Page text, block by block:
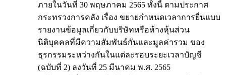
ภายในวันที่ 30 พฤษภาคม 2565 ทั้งนี้ ตามประกาศ
กระทรวงการคลัง เรื่อง ขยายกำหนดเวลาการยื่นแบบ
รายงานข้อมูลเกี่ยวกับบริษัทหรือห้างหุ้นส่วน
นิติบุคคลที่มีความสัมพันธ์กันและมูลค่ารวม ของ
ธุรกรรมระหว่างกันในแต่ละรอบระยะเวลาบัญชี
(ฉบับที่ 2) ลงวันที่ 25 มีนาคม พ.ศ. 2565